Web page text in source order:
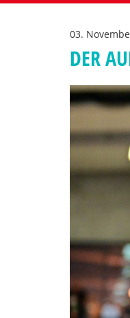
03.
DER